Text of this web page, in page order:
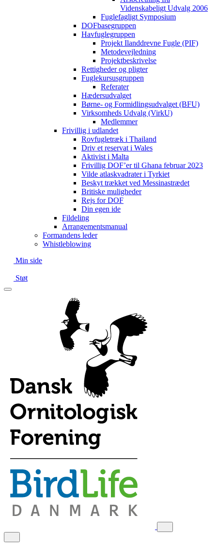
Videnskabeligt Udvalg 2006
Fuglefagligt Symposium
DOFbasegruppen
Havfuglegruppen
Projekt Ilanddrevne Fugle (PIF)
Metodevejledning
Projektbeskrivelse
Rettigheder og pligter
Fuglekursusgruppen
Referater
Hædersudvalget
Børne- og Formidlingsudvalget (BFU)
Virksomheds Udvalg (VirkU)
Medlemmer
Frivillig i udlandet
Rovfugletræk i Thailand
Driv et reservat i Wales
Aktivist i Malta
Frivillig DOF’er til Ghana februar 2023
Vilde atlaskvadrater i Tyrkiet
Beskyt trækket ved Messinastrædet
Britiske muligheder
Rejs for DOF
Din egen ide
Fildeling
Arrangementsmanual
Formandens leder
Whistleblowing
Min side
Støt